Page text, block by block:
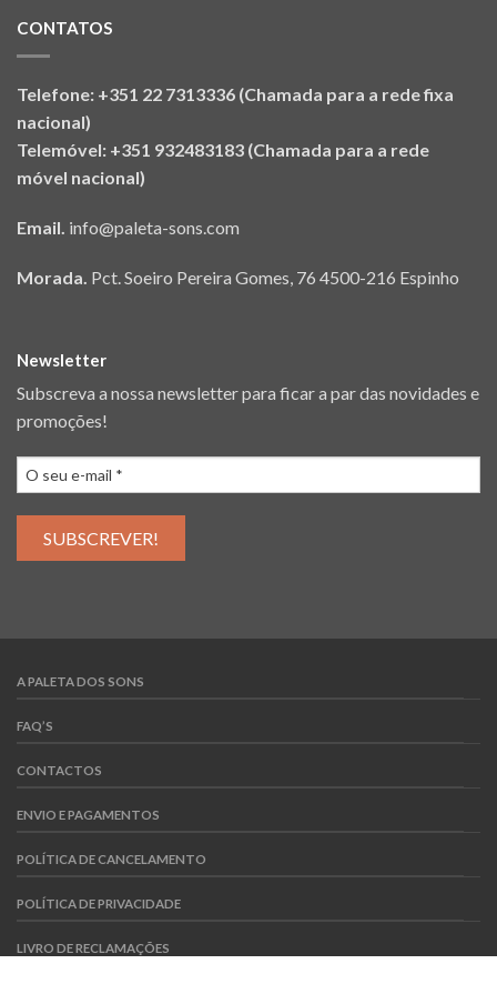
CONTATOS
Telefone: +351 22 7313336 (Chamada para a rede fixa
nacional)
Telemóvel: +351 932483183 (Chamada para a rede
móvel nacional)
Email. info@paleta-sons.com
Morada. Pct. Soeiro Pereira Gomes, 76 4500-216 Espinho
Newsletter
Subscreva a nossa newsletter para ficar a par das novidades e
promoções!
A PALETA DOS SONS
FAQ’S
CONTACTOS
ENVIO E PAGAMENTOS
POLÍTICA DE CANCELAMENTO
POLÍTICA DE PRIVACIDADE
LIVRO DE RECLAMAÇÕES